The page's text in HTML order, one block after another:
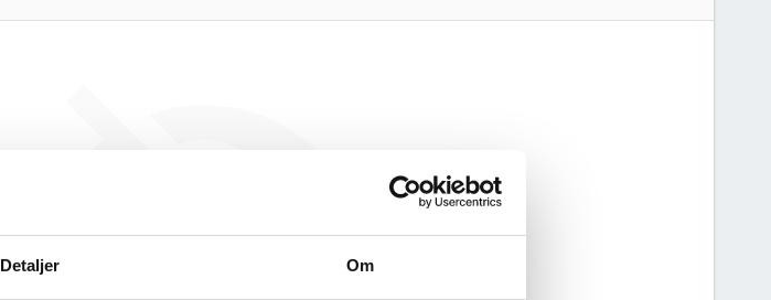
Detaljer Om
Kujuk har ikke haft nogen beskæftigelse
for denne virksomhed.